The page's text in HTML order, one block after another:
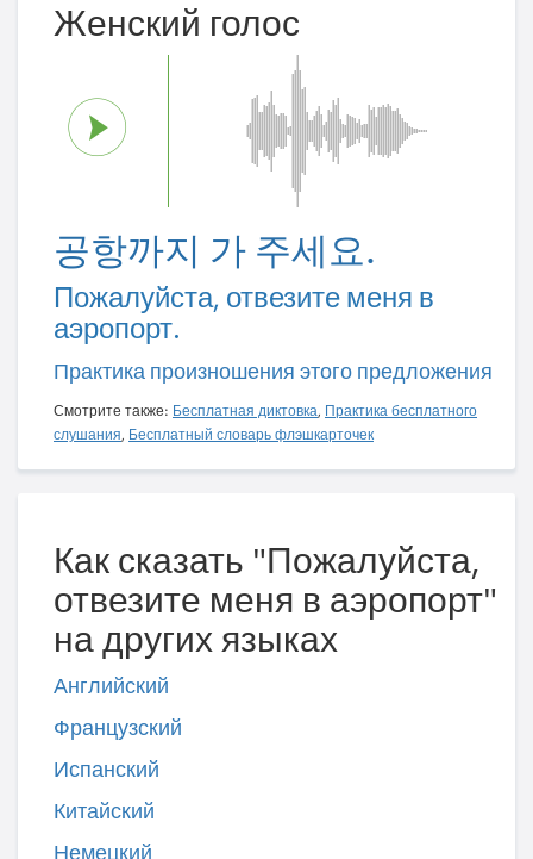
Женский голос
공항까지 가 주세요.
Пожалуйста, отвезите меня в
аэропорт.
Практика произношения этого предложения
Смотрите также: Бесплатная диктовка, Практика бесплатного
слушания, Бесплатный словарь флэшкарточек
Как сказать "Пожалуйста,
отвезите меня в аэропорт"
на других языках
Английский
Французский
Испанский
Китайский
Немецкий